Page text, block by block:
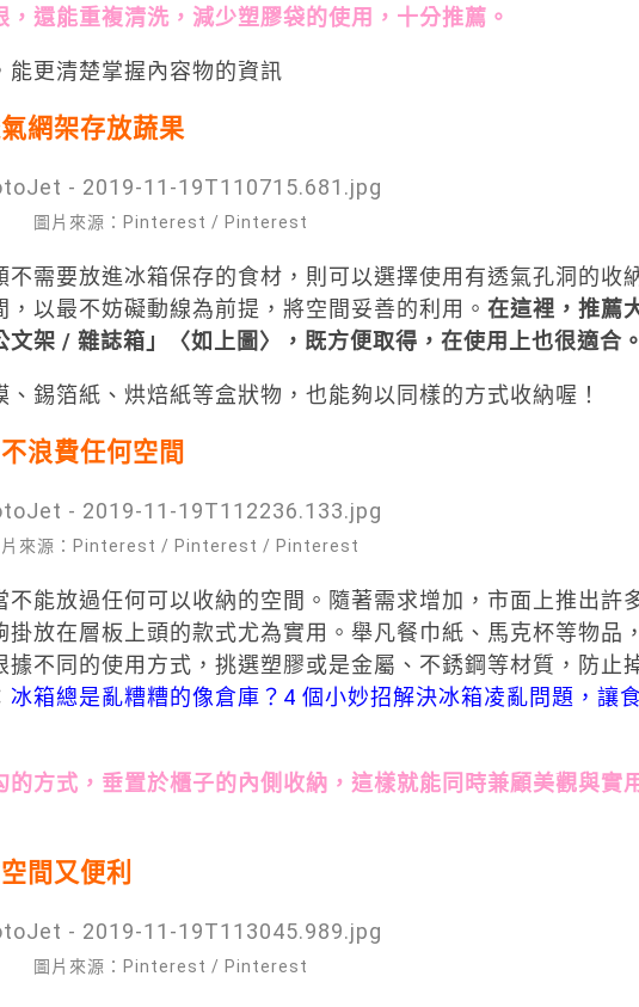
還能重複清洗，減少塑膠袋的使用，十分推薦。
能更清楚掌握內容物的資訊
網架存放蔬果
圖片來源：Pinterest / Pinterest
需要放進冰箱保存的食材，則可以選擇使用有透氣孔洞的收
以最不妨礙動線為前提，將空間妥善的利用。 在這裡，推薦
架 / 雜誌箱」〈如上圖〉，既方便取得，在使用上也很適合。
、錫箔紙、烘焙紙等盒狀物，也能夠以同樣的方式收納喔！
浪費任何空間
片來源：Pinterest / Pinterest / Pinterest
能放過任何可以收納的空間。隨著需求增加，市面上推出許
放在層板上頭的款式尤為實用。舉凡餐巾紙、馬克杯等物品，
不同的使用方式，挑選塑膠或是金屬、不銹鋼等材質，防止
冰箱總是亂糟糟的像倉庫？4 個小妙招解決冰箱凌亂問題，讓
的方式，垂置於櫃子的內側收納，這樣就能同時兼顧美觀與實
間又便利
圖片來源：Pinterest / Pinterest